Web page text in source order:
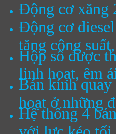
Động cơ xăng
Động cơ
tăng công
Hộp số được
linh hoạt, êm
Bán kính
hoạt ở những
Hệ thống 4
với lực kéo tối